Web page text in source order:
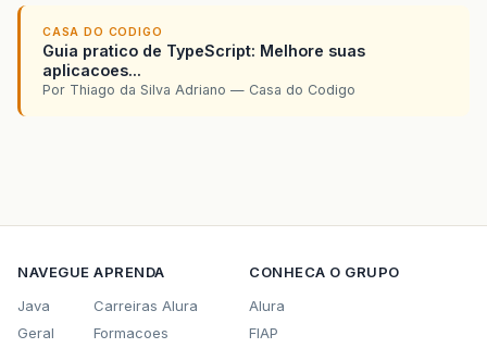
CASA DO CODIGO
Guia pratico de TypeScript: Melhore suas
aplicacoes...
Por Thiago da Silva Adriano — Casa do Codigo
NAVEGUE
Java
Geral
APRENDA
Carreiras Alura
Formacoes
CONHECA O GRUPO
Alura
FIAP